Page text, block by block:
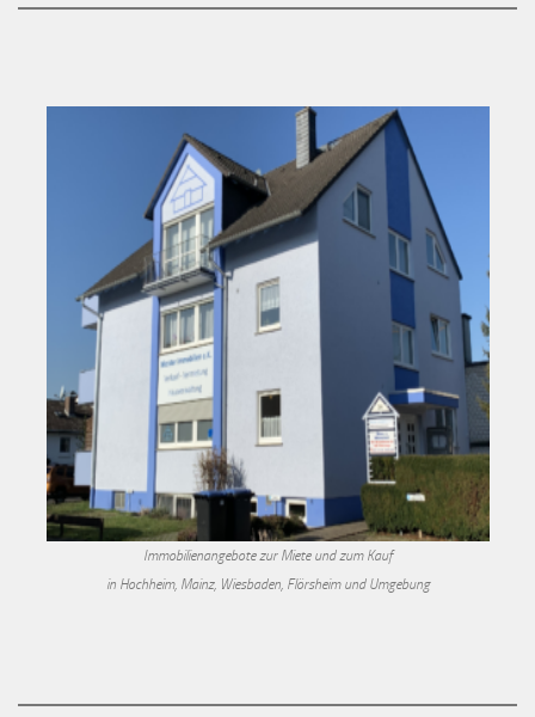
Immobilienangebote zur Miete und zum Kauf
in Hochheim, Mainz, Wiesbaden, Flörsheim und Umgebung